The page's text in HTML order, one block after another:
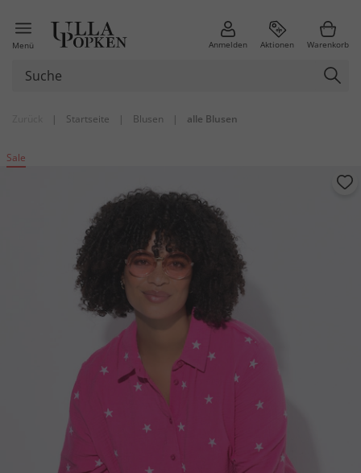
Menü Anmelden Aktionen Warenkorb
| Startseite | Blusen | alle Blusen
Sale